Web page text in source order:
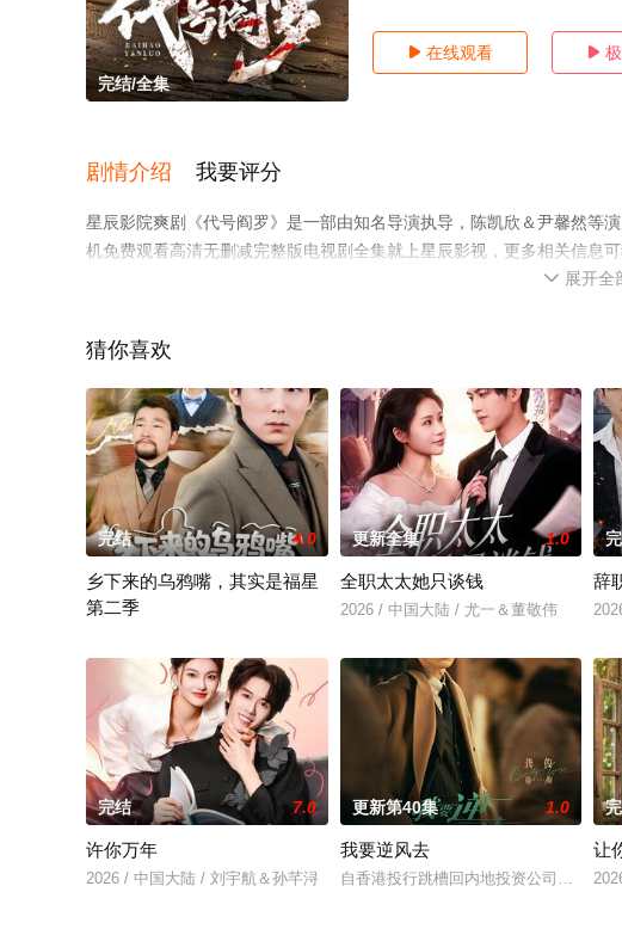
完结/全集
 在线观看 
剧情介绍 我要评分
星辰影院爽剧《代号阎罗》是一部由知名导演执导，陈凯欣＆尹馨然等
机免费观看高清无删减完整版电视剧全集就上星辰影视，更多相关信息
 展开全
猜你喜欢
完结 4.0
乡下来的乌鸦嘴，其实是福星
第二季
更新全集 1.0
全职太太她只谈钱
2026 / 中国大陆 / 尤一＆董敬伟
辞
完结 7.0
许你万年
2026 / 中国大陆 / 刘宇航＆孙芊浔
更新第40集 1.0
我要逆风去
自香港投行跳槽回内地投资公司发展的
让